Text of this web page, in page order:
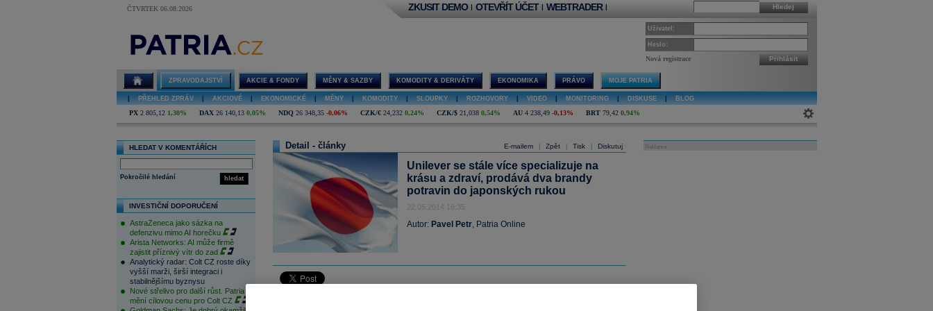
ČTVRTEK 06.08.2026 Hledej
ZKUSIT DEMO | OTEVŘÍT ÚČET | WEBTRADER |
Uživatel:
Heslo:
Nová registrace Přihlásit
ZPRAVODAJSTVÍ AKCIE & FONDY MĚNY & SAZBY KOMODITY & DERIVÁTY EKONOMIKA PRÁVO MOJE PATRIA
PŘEHLED ZPRÁV AKCIOVÉ EKONOMICKÉ MĚNY KOMODITY SLOUPKY ROZHOVORY VIDEO MONITORING DISKUSE BLOG
PX 2 805,12 1,30% DAX 26 140,13 0,05% NDQ 26 348,35 -0,06% CZK/€ 24,232 0,24% CZK/$ 21,038 0,54% AU 4 238,49 -0,13% BRT 79,42 0,94%
HLEDAT V KOMENTÁŘÍCH
hledat
Pokročilé hledání
INVESTIČNÍ DOPORUČENÍ
AstraZeneca jako sázka na
defenzivu mimo AI horečku
Arista Networks: AI může firmě
zajistit příznivý vítr do zad
Analytický radar: Colt CZ roste díky
vyšší marži, širší integraci i
stabilnějšímu byznysu
Nové střelivo pro další růst. Patria
mění cílovou cenu pro Colt CZ
E-mailem Zpět Tisk Diskutuj
Detail - články
Unilever se stále více specializuje na
krásu a zdraví, prodává dva brandy
potravin do japonských rukou
22.05.2014 16:35
Autor: Pavel Petr, Patria Online
Reklama